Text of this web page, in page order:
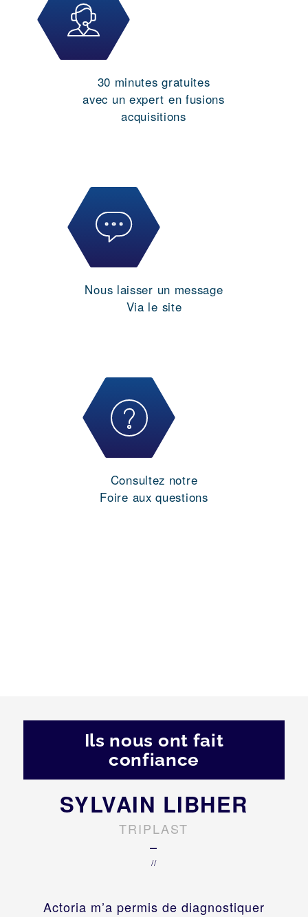
30 minutes gratuites
avec un expert en fusions
acquisitions
Nous laisser un message
Via le site
Consultez notre
Foire aux questions
Ils nous ont fait
confiance
Actoria m’a permis de diagnostiquer
SYLVAIN LIBHER
TRIPLAST
–
//